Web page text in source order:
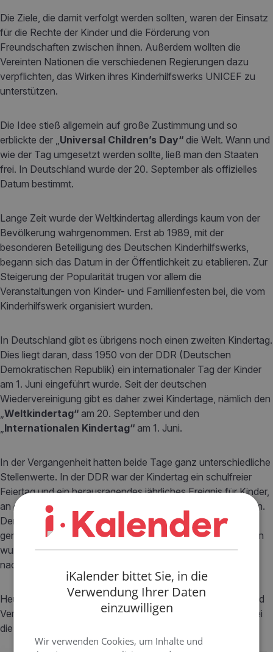
Die Ziele, die damit verfolgt werden sollten, waren der Einsatz
für die Rechte der Kinder und die Förderung von
Freundschaften zwischen ihnen. Außerdem wollten die
Vereinten Nationen die verschiedenen Regierungen dazu
verpflichten, das Wirken ihres Kinderhilfswerks UNICEF zu
unterstützen.
Die Idee stieß allgemein auf große Zustimmung und so
erblickte der „Universal Children’s Day“ die Welt. Wann und
wie der Tag umgesetzt werden sollte, ließ man den Staaten
frei. In Deutschland wurde der 20. September als offizielles
Datum bestimmt.
Lange Zeit wurde der Weltkindertag allerdings kaum von der
Bevölkerung wahrgenommen. Erst ab 1989, mit der
besonderen Beteiligung des Deutschen Kinderhilfswerks,
begann sich das Datum in der Öffentlichkeit zu etablieren. Zur
Steigerung der Popularität trugen vor allem die
Veranstaltungen von Kinder- und Familienfesten bei, die vom
Kinderhilfswerk organisiert wurden.
In Deutschland gibt es übrigens noch einen zweiten Kindertag.
Dies liegt daran, dass 1950 von der DDR (Deutschen
Demokratischen Republik) ein internationaler Tag der Kinder
am 1. Juni eingeführt wurde. Seit der deutschen
Wiedervereinigung gibt es daher zwei Kindertage, nämlich den
„Weltkindertag“ am 20. September und den
„Internationalen Kindertag“ am 1. Juni.
In der Vergangenheit hatten beide Tage ganz unterschiedliche
Stellenwerte. In der DDR war der Kindertag ein schulfreier
Feiertag und ein herausragendes jährliches Ereignis für Kinder,
an dem sie kleine Präsente und Aufmerksamkeiten bekamen.
Der Tag wurde aber auch zu Zwecken der Propaganda
genutzt. In der BRD (Bundesrepublik Deutschland) hingegen
wurde er zu der Zeit kaum wahrgenommen und erhielt erst
nach der Wiedervereinigung seine aktuelle Bedeutung.
Heute werden beide Tage mit farbenfroher Unterhaltung und
Veranstaltungen zum Thema Kinderrechte begangen, wobei
die Hauptfeierlichkeiten im September stattfinden.
iKalender bittet Sie, in die
Verwendung Ihrer Daten
einzuwilligen
Wir verwenden Cookies, um Inhalte und